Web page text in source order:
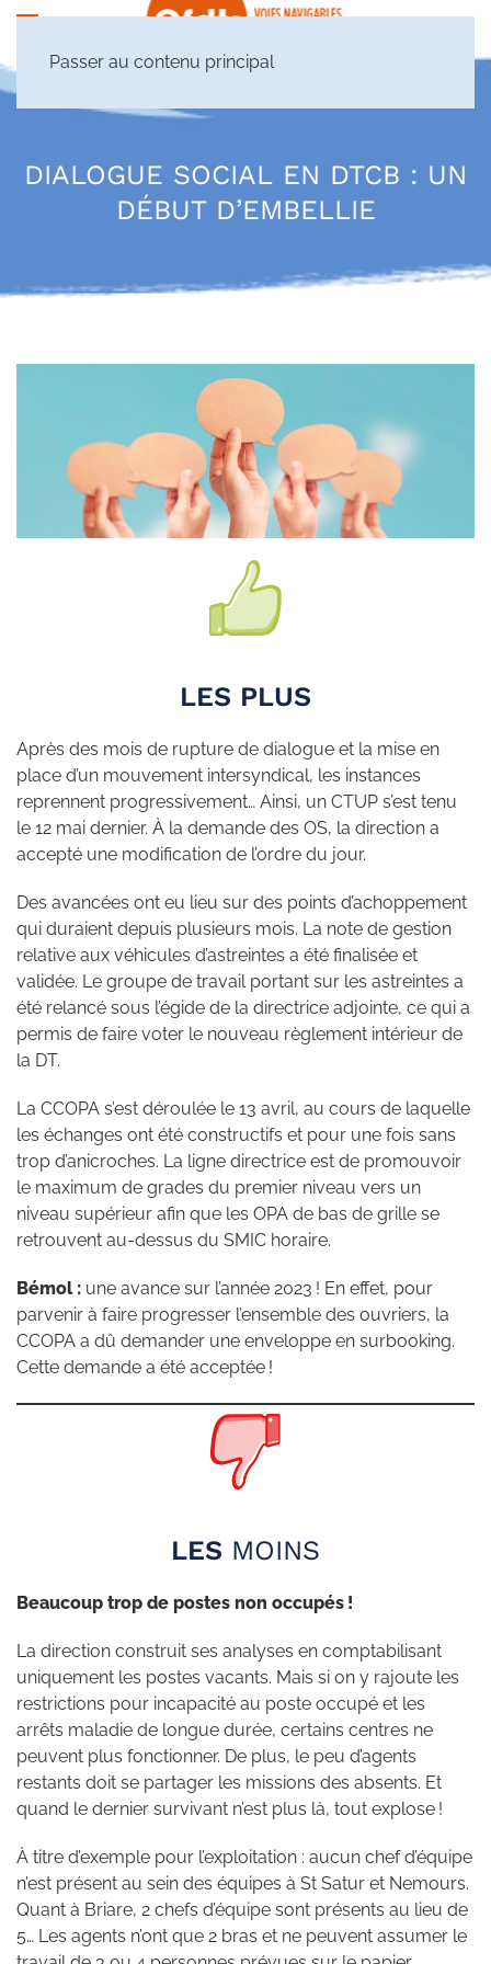
Passer au contenu principal
DIALOGUE SOCIAL EN DTCB : UN
DÉBUT D’EMBELLIE
LES PLUS
Après des mois de rupture de dialogue et la mise en
place d’un mouvement intersyndical, les instances
reprennent progressivement… Ainsi, un CTUP s’est tenu
le 12 mai dernier. À la demande des OS, la direction a
accepté une modification de l’ordre du jour.
Des avancées ont eu lieu sur des points d’achoppement
qui duraient depuis plusieurs mois. La note de gestion
relative aux véhicules d’astreintes a été finalisée et
validée. Le groupe de travail portant sur les astreintes a
été relancé sous l’égide de la directrice adjointe, ce qui a
permis de faire voter le nouveau règlement intérieur de
la DT.
La CCOPA s’est déroulée le 13 avril, au cours de laquelle
les échanges ont été constructifs et pour une fois sans
trop d’anicroches. La ligne directrice est de promouvoir
le maximum de grades du premier niveau vers un
niveau supérieur afin que les OPA de bas de grille se
retrouvent au-dessus du SMIC horaire.
Bémol : une avance sur l’année 2023 ! En effet, pour
parvenir à faire progresser l’ensemble des ouvriers, la
CCOPA a dû demander une enveloppe en surbooking.
Cette demande a été acceptée !
LES MOINS
Beaucoup trop de postes non occupés !
La direction construit ses analyses en comptabilisant
uniquement les postes vacants. Mais si on y rajoute les
restrictions pour incapacité au poste occupé et les
arrêts maladie de longue durée, certains centres ne
peuvent plus fonctionner. De plus, le peu d’agents
restants doit se partager les missions des absents. Et
quand le dernier survivant n’est plus là, tout explose !
À titre d’exemple pour l’exploitation : aucun chef d’équipe
n’est présent au sein des équipes à St Satur et Nemours.
Quant à Briare, 2 chefs d’équipe sont présents au lieu de
5… Les agents n’ont que 2 bras et ne peuvent assumer le